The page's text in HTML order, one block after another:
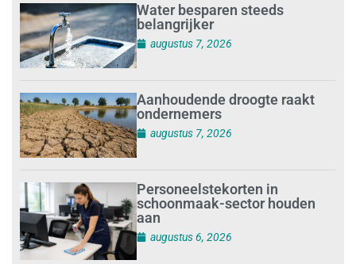
Water besparen steeds
belangrijker
augustus 7, 2026
Aanhoudende droogte raakt
ondernemers
augustus 7, 2026
Personeelstekorten in
schoonmaak-sector houden
aan
augustus 6, 2026